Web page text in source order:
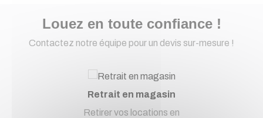
Louez en toute confiance !
Contactez notre équipe pour un devis sur-mesure !
Retrait en magasin
Retirer vos locations en